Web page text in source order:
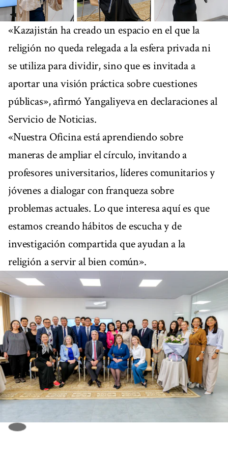
«Kazajistán ha creado un espacio en el que la
religión no queda relegada a la esfera privada ni
se utiliza para dividir, sino que es invitada a
aportar una visión práctica sobre cuestiones
públicas», afirmó Yangaliyeva en declaraciones al
Servicio de Noticias.
«Nuestra Oficina está aprendiendo sobre
maneras de ampliar el círculo, invitando a
profesores universitarios, líderes comunitarios y
jóvenes a dialogar con franqueza sobre
problemas actuales. Lo que interesa aquí es que
estamos creando hábitos de escucha y de
investigación compartida que ayudan a la
religión a servir al bien común».